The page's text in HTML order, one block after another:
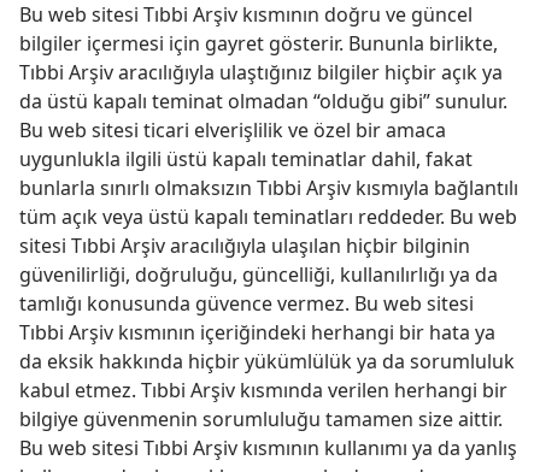
Bu web sitesi Tıbbi Arşiv kısmının doğru ve güncel
bilgiler içermesi için gayret gösterir. Bununla birlikte,
Tıbbi Arşiv aracılığıyla ulaştığınız bilgiler hiçbir açık ya
da üstü kapalı teminat olmadan “olduğu gibi” sunulur.
Bu web sitesi ticari elverişlilik ve özel bir amaca
uygunlukla ilgili üstü kapalı teminatlar dahil, fakat
bunlarla sınırlı olmaksızın Tıbbi Arşiv kısmıyla bağlantılı
tüm açık veya üstü kapalı teminatları reddeder. Bu web
sitesi Tıbbi Arşiv aracılığıyla ulaşılan hiçbir bilginin
güvenilirliği, doğruluğu, güncelliği, kullanılırlığı ya da
tamlığı konusunda güvence vermez. Bu web sitesi
Tıbbi Arşiv kısmının içeriğindeki herhangi bir hata ya
da eksik hakkında hiçbir yükümlülük ya da sorumluluk
kabul etmez. Tıbbi Arşiv kısmında verilen herhangi bir
bilgiye güvenmenin sorumluluğu tamamen size aittir.
Bu web sitesi Tıbbi Arşiv kısmının kullanımı ya da yanlış